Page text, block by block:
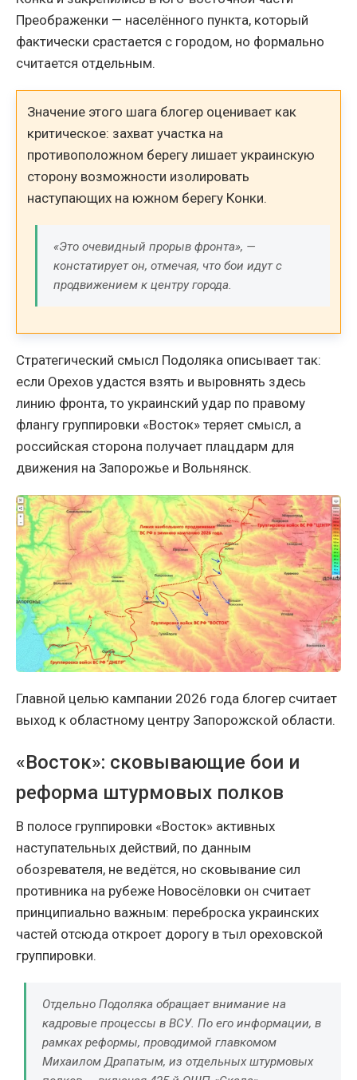
Преображенки — населённого пункта, который
фактически срастается с городом, но формально
считается отдельным.
Значение этого шага блогер оценивает как
критическое: захват участка на
противоположном берегу лишает украинскую
сторону возможности изолировать
наступающих на южном берегу Конки.
«Это очевидный прорыв фронта», —
констатирует он, отмечая, что бои идут с
продвижением к центру города.
Стратегический смысл Подоляка описывает так:
если Орехов удастся взять и выровнять здесь
линию фронта, то украинский удар по правому
флангу группировки «Восток» теряет смысл, а
российская сторона получает плацдарм для
движения на Запорожье и Вольнянск.
Главной целью кампании 2026 года блогер считает
выход к областному центру Запорожской области.
«Восток»: сковывающие бои и
реформа штурмовых полков
В полосе группировки «Восток» активных
наступательных действий, по данным
обозревателя, не ведётся, но сковывание сил
противника на рубеже Новосёловки он считает
принципиально важным: переброска украинских
частей отсюда откроет дорогу в тыл ореховской
группировки.
Отдельно Подоляка обращает внимание на
кадровые процессы в ВСУ. По его информации, в
рамках реформы, проводимой главкомом
Михаилом Драпатым, из отдельных штурмовых